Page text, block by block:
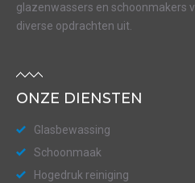
glazenwassers en schoonmakers
diverse opdrachten uit.
ONZE DIENSTEN
Glasbewassing
Schoonmaak
Hogedruk reiniging